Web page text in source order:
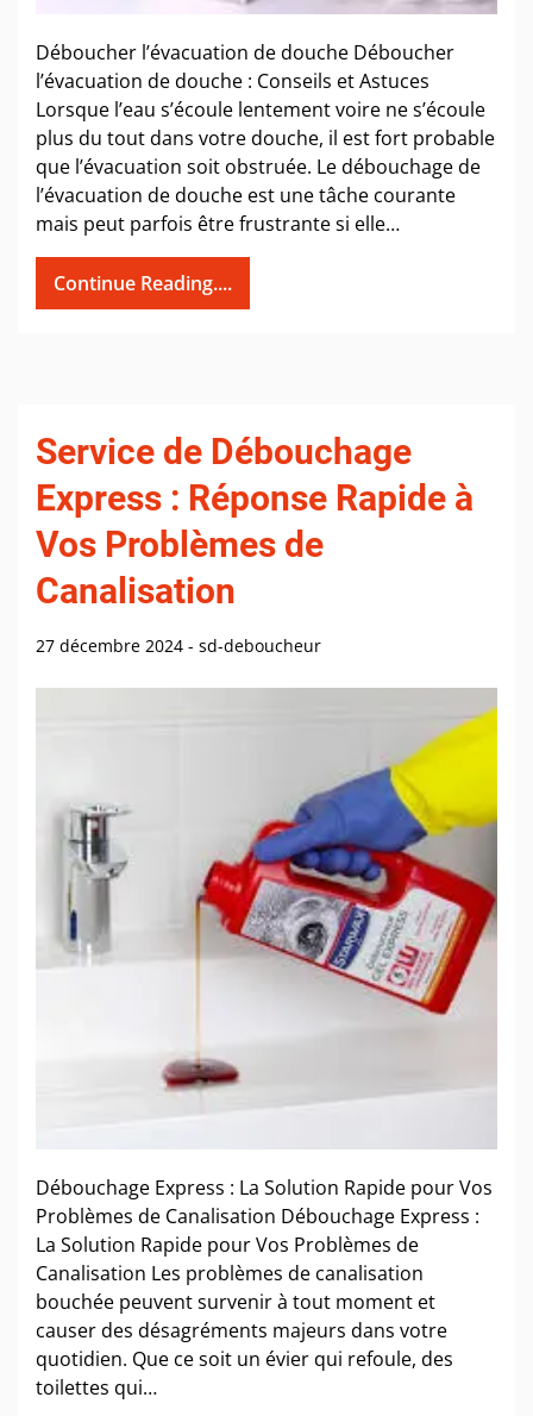
Déboucher l’évacuation de douche Déboucher
l’évacuation de douche : Conseils et Astuces
Lorsque l’eau s’écoule lentement voire ne s’écoule
plus du tout dans votre douche, il est fort probable
que l’évacuation soit obstruée. Le débouchage de
l’évacuation de douche est une tâche courante
mais peut parfois être frustrante si elle…
Continue Reading....
Service de Débouchage
Express : Réponse Rapide à
Vos Problèmes de
Canalisation
27 décembre 2024 - sd-deboucheur
Débouchage Express : La Solution Rapide pour Vos
Problèmes de Canalisation Débouchage Express :
La Solution Rapide pour Vos Problèmes de
Canalisation Les problèmes de canalisation
bouchée peuvent survenir à tout moment et
causer des désagréments majeurs dans votre
quotidien. Que ce soit un évier qui refoule, des
toilettes qui…